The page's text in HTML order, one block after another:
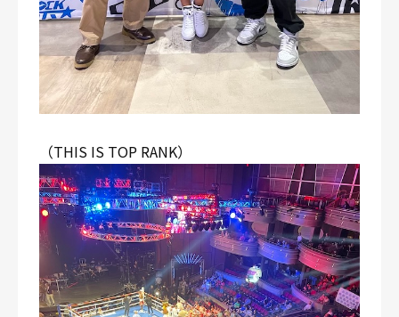
（THIS IS TOP RANK）